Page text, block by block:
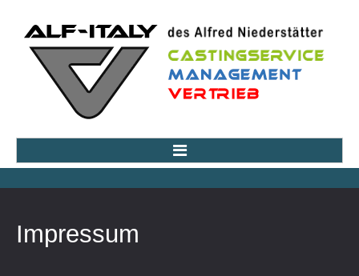
LEISTUNGEN
Impressum